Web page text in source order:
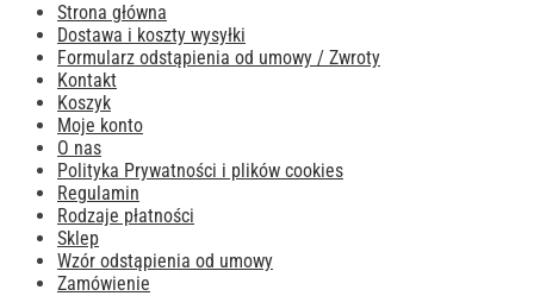
Strona główna
Dostawa i koszty wysyłki
Formularz odstąpienia od umowy / Zwroty
Kontakt
Koszyk
Moje konto
O nas
Polityka Prywatności i plików cookies
Regulamin
Rodzaje płatności
Sklep
Wzór odstąpienia od umowy
Zamówienie